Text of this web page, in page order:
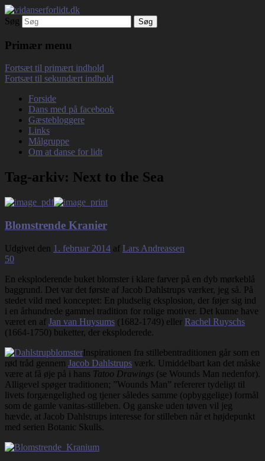
vidanserforlidt.dk
Debatterende tekster med filosofisk tilsnit
om hverdagens glæder og genvordigheder
Søg
Primær menu
Fortsæt til primært indhold
Fortsæt til sekundært indhold
Forside
Dans med på facebook
Gæstebloggere
Links
Målgruppe
Om at danse for lidt
Tag-arkiv: Next to the Sea
Blomstrende Kranier
Udgivet den 1. februar 2014 af Lars Andreassen
50
En eksploderende buket blomster i klare farver på en dyb mørkeblå
baggrund. Det var det første af Jacob Dahlstrups værker, jeg så. På
stedet vild med konceptet: En pludselig eksplosion, der føjer sig ind
i en århundrede gammel tradition for rolige motiver. Det kunne have
været en af Jan van Huysums (1682-1749) eller Rachel Ruyschs
(1664-1750) buketter, der eksploderede.
Inspirationen fra stillebentraditionen går som en
rød tråd gennem Jacob Dahlstrups værk. Umiddelbart kan det måske
være at få øje på i hans Tatoo Drawings (se Wounds Man nedenfor).
Alligevel spøger traditionen; ”Wounds Man” refererer tydeligt til
livets forgængelighed og tjener således samme (opbyggelige) formål
som de gamle vanitas-stilleben. Og ganske uden tøven vil jeg
hævde, at Jacob Dahlstrups interesse for stilleben når et højdepunkt
med serien Botanic Skulls.